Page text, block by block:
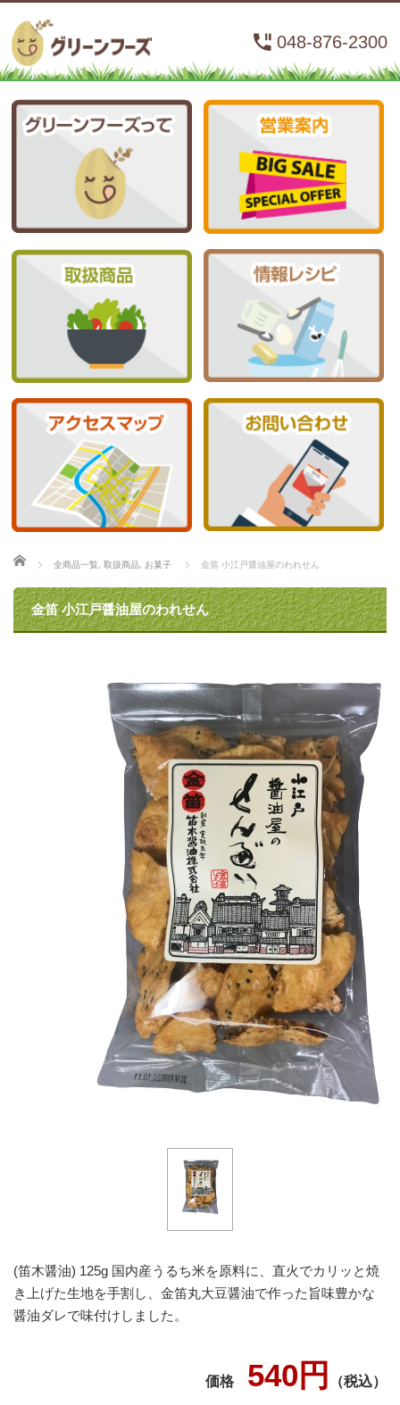
048-876-2300
ホーム
全商品一覧 取扱商品 お菓子 金笛 小江戸醤油屋のわれせん
金笛 小江戸醤油屋のわれせん
(笛木醤油) 125g 国内産うるち米を原料に、直火でカリッと焼
き上げた生地を手割し、金笛丸大豆醤油で作った旨味豊かな
醤油ダレで味付けしました。
価格 540円 （税込）